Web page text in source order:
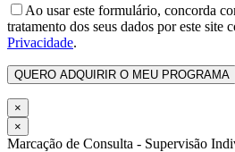
Ao usar este formulário, concorda
tratamento dos seus dados por este site
Privacidade.
×
×
Marcação de Consulta - Supervisão